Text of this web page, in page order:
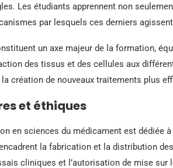
Les étudiants apprennent non
par lesquels ces derniers
un axe majeur de la formation,
des tissus et des cellules aux
création de nouveaux traitements plus
et éthiques
en sciences du médicament est dédiée
la fabrication et la distribution
cliniques et l’autorisation de mise sur